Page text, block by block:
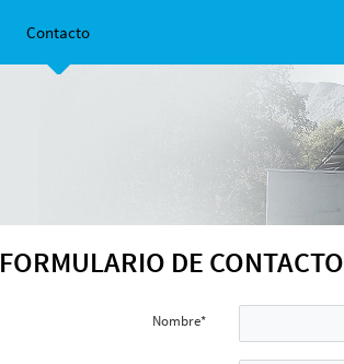
Contacto
FORMULARIO DE CONTACTO
Nombre*